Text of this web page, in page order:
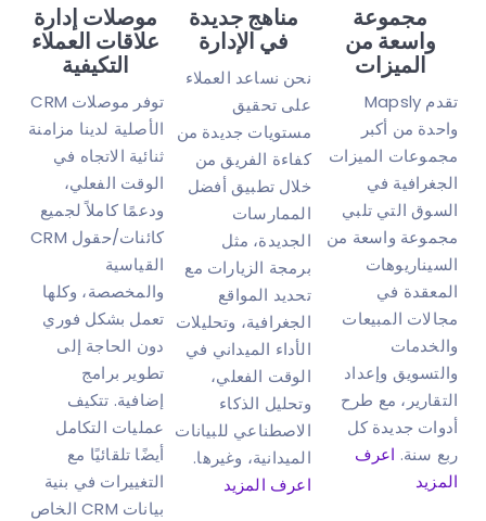
مجموعة
واسعة من
الميزات
تقدم Mapsly
واحدة من أكبر
مجموعات الميزات
الجغرافية في
السوق التي تلبي
مجموعة واسعة من
السيناريوهات
المعقدة في
مجالات المبيعات
والخدمات
والتسويق وإعداد
التقارير، مع طرح
أدوات جديدة كل
ربع سنة. اعرف
المزيد
مناهج جديدة
في الإدارة
نحن نساعد العملاء
على تحقيق
مستويات جديدة من
كفاءة الفريق من
خلال تطبيق أفضل
الممارسات
الجديدة، مثل
برمجة الزيارات مع
تحديد المواقع
الجغرافية، وتحليلات
الأداء الميداني في
الوقت الفعلي،
وتحليل الذكاء
الاصطناعي للبيانات
الميدانية، وغيرها.
اعرف المزيد
موصلات إدارة
علاقات العملاء
التكيفية
توفر موصلات CRM
الأصلية لدينا مزامنة
ثنائية الاتجاه في
الوقت الفعلي،
ودعمًا كاملاً لجميع
كائنات/حقول CRM
القياسية
والمخصصة، وكلها
تعمل بشكل فوري
دون الحاجة إلى
تطوير برامج
إضافية. تتكيف
عمليات التكامل
أيضًا تلقائيًا مع
التغييرات في بنية
بيانات CRM الخاص